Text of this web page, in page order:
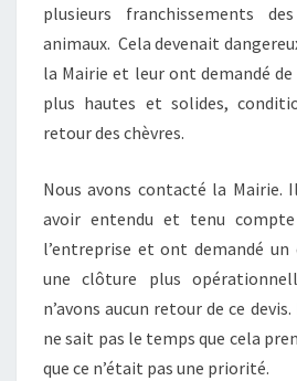
C
P
A
S
S
L
E
C
H
È
V
plusieurs franchissements
animaux. Cela devenait
la Mairie et leur ont demandé
plus hautes et solides,
retour des chèvres.
Nous avons contacté la Mairie.
avoir entendu et tenu
l’entreprise et ont demandé
une clôture plus
n’avons aucun retour de ce
ne sait pas le temps que cela
que ce n’était pas une priorité.